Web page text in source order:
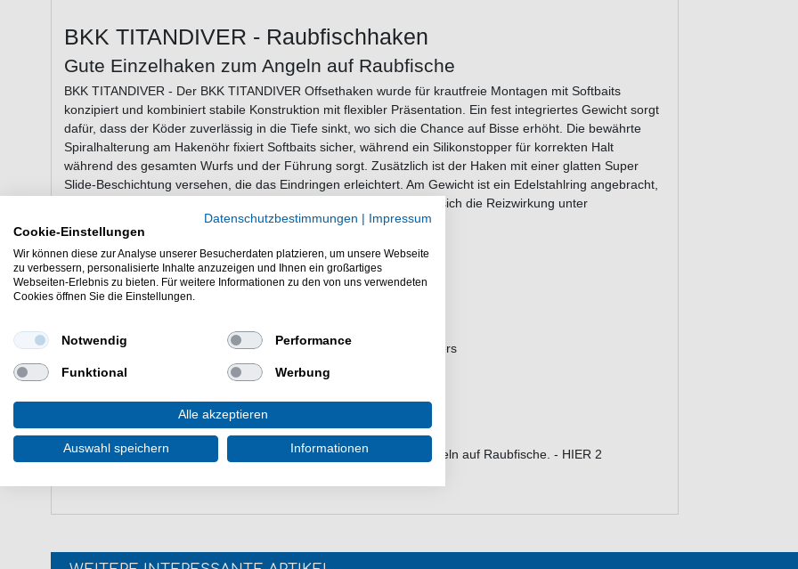
BKK TITANDIVER - Raubfischhaken
Gute Einzelhaken zum Angeln auf Raubfische
BKK TITANDIVER - Der BKK TITANDIVER Offsethaken wurde für krautfreie Montagen mit Softbaits
konzipiert und kombiniert stabile Konstruktion mit flexibler Präsentation. Ein fest integriertes Gewicht sorgt
dafür, dass der Köder zuverlässig in die Tiefe sinkt, wo sich die Chance auf Bisse erhöht. Die bewährte
Spiralhalterung am Hakenöhr fixiert Softbaits sicher, während ein Silikonstopper für korrekten Halt
während des gesamten Wurfs und der Führung sorgt. Zusätzlich ist der Haken mit einer glatten Super
Slide-Beschichtung versehen, die das Eindringen erleichtert. Am Gewicht ist ein Edelstahlring angebracht,
an dem bei Bedarf ein Spinnerblatt montiert werden kann, so lässt sich die Reizwirkung unter
verschiedenen Lichtverhältnissen flexibel anpassen.
Eigenschaften des BKK TITANDIVER
Offsethaken mit festem Gewicht für kontrolliertes Absinken
Spiralhalterung und Silikonstopper für sicheren Halt des Köders
Super Slide-Beschichtung für reibungsloses Eindringen
Befestigungsring zur Montage eines optionalen Spinnerblatts
Einsatz bei Hecht, Barsch, Snook, Peacock Bass und Redfish
Lieferumfang: 2 Haken in gewählter Größe
Günstig TITANDIVER online kaufen & sparen. BKK Haken zum Angeln auf Raubfische. - HIER 2
Datenschutzbestimmungen
Impressum
Cookie-Einstellungen
Wir können diese zur Analyse unserer Besucherdaten platzieren, um unsere Webseite
zu verbessern, personalisierte Inhalte anzuzeigen und Ihnen ein großartiges
Webseiten-Erlebnis zu bieten. Für weitere Informationen zu den von uns verwendeten
Cookies öffnen Sie die Einstellungen.
Notwendig Performance
Funktional Werbung
Alle akzeptieren
Auswahl speichern Informationen